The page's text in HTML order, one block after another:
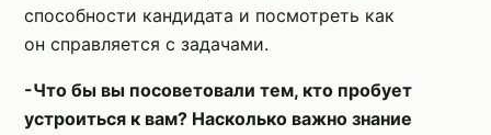
способности кандидата и посмотреть как
он справляется с задачами.
-Что бы вы посоветовали тем, кто пробует
устроиться к вам? Насколько важно знание